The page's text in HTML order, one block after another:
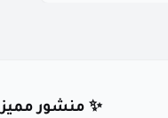
✨ منشور مميز